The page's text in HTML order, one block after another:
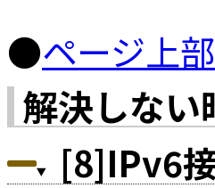
●ページ上
解決しな
[8]IPv6